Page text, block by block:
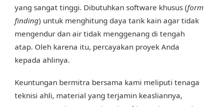
yang sangat tinggi. Dibutuhkan software khusus (form
finding) untuk menghitung daya tarik kain agar tidak
mengendur dan air tidak menggenang di tengah
atap. Oleh karena itu, percayakan proyek Anda
kepada ahlinya.
Keuntungan bermitra bersama kami meliputi tenaga
teknisi ahli, material yang terjamin keasliannya,